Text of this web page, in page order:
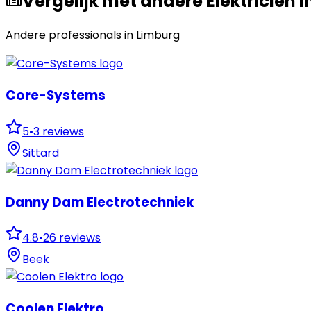
Andere professionals in Limburg
Core-Systems
5•3 reviews
Sittard
Danny Dam Electrotechniek
4.8•26 reviews
Beek